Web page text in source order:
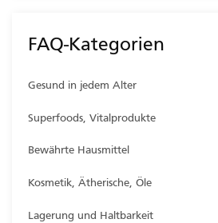
FAQ-Kategorien
Gesund in jedem Alter
Superfoods, Vitalprodukte
Bewährte Hausmittel
Kosmetik, Ätherische, Öle
Lagerung und Haltbarkeit